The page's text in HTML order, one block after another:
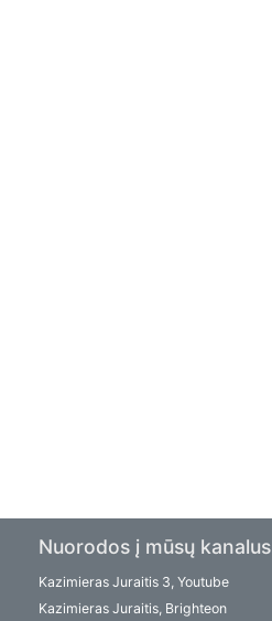
Nuorodos į mūsų kanalus
Kazimieras Juraitis 3, Youtube
Kazimieras Juraitis, Brighteon